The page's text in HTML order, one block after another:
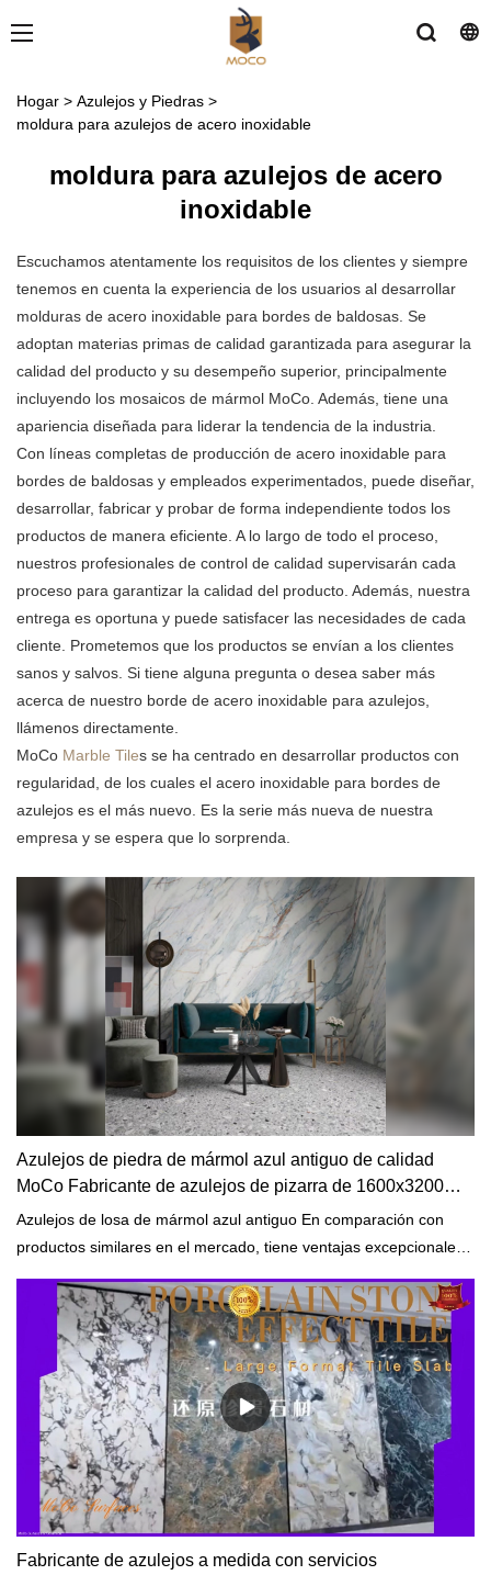
Hogar > Azulejos y Piedras >
moldura para azulejos de acero inoxidable
moldura para azulejos de acero
inoxidable
Escuchamos atentamente los requisitos de los clientes y siempre
tenemos en cuenta la experiencia de los usuarios al desarrollar
molduras de acero inoxidable para bordes de baldosas. Se
adoptan materias primas de calidad garantizada para asegurar la
calidad del producto y su desempeño superior, principalmente
incluyendo los mosaicos de mármol MoCo. Además, tiene una
apariencia diseñada para liderar la tendencia de la industria.
Con líneas completas de producción de acero inoxidable para
bordes de baldosas y empleados experimentados, puede diseñar,
desarrollar, fabricar y probar de forma independiente todos los
productos de manera eficiente. A lo largo de todo el proceso,
nuestros profesionales de control de calidad supervisarán cada
proceso para garantizar la calidad del producto. Además, nuestra
entrega es oportuna y puede satisfacer las necesidades de cada
cliente. Prometemos que los productos se envían a los clientes
sanos y salvos. Si tiene alguna pregunta o desea saber más
acerca de nuestro borde de acero inoxidable para azulejos,
llámenos directamente.
MoCo Marble Tiles se ha centrado en desarrollar productos con
regularidad, de los cuales el acero inoxidable para bordes de
azulejos es el más nuevo. Es la serie más nueva de nuestra
empresa y se espera que lo sorprenda.
Azulejos de piedra de mármol azul antiguo de calidad
MoCo Fabricante de azulejos de pizarra de 1600x3200
mm
Azulejos de losa de mármol azul antiguo En comparación con
productos similares en el mercado, tiene ventajas excepcionales
etc., y disfruta de una buena reputación en el mercado.
Superficies MoCo& Ceramica resume los defectos de los
productos anteriores y los mejora continuamente. Las
especificaciones de las baldosas de losa de mármol azul antiguo
se pueden personalizar de acuerdo con sus necesidades.
Fabricante de azulejos a medida con servicios